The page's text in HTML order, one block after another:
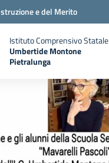
e del Merito
Istituto Comprensivo Statale
Umbertide Montone
Pietralunga